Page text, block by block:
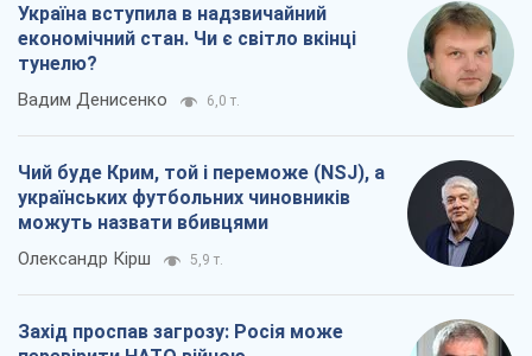
Україна вступила в надзвичайний
економічний стан. Чи є світло вкінці
тунелю?
Вадим Денисенко 6,0 т.
Чий буде Крим, той і переможе (NSJ), а
українських футбольних чиновників
можуть назвати вбивцями
Олександр Кірш 5,9 т.
Захід проспав загрозу: Росія може